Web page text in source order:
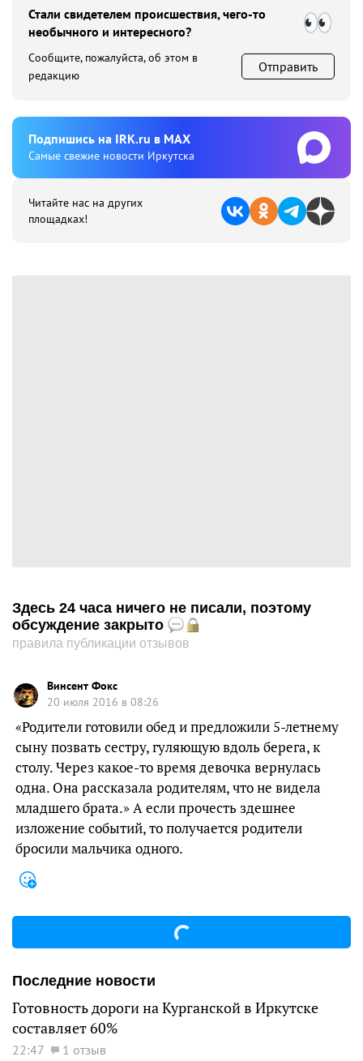
Стали свидетелем происшествия, чего-то
необычного и интересного?
Сообщите, пожалуйста, об этом в
редакцию
Отправить
Подпишиcь на IRK.ru в MAX
Cамые свежие новости Иркутска
Читайте нас на других
площадках!
Здесь 24 часа ничего не писали, поэтому
обсуждение закрыто
правила публикации отзывов
Винсент Фокс
20 июля 2016 в 08:26
«Родители готовили обед и предложили 5-летнему
сыну позвать сестру, гуляющую вдоль берега, к
столу. Через какое-то время девочка вернулась
одна. Она рассказала родителям, что не видела
младшего брата.» А если прочесть здешнее
изложение событий, то получается родители
бросили мальчика одного.
Последние новости
Готовность дороги на Курганской в Иркутске
составляет 60%
22:47 1 отзыв